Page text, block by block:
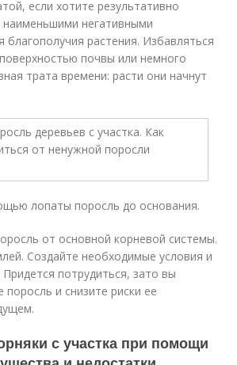
если хотите результативно
наименьшими негативными
благополучия растения. Избавляться
почвы или немного
трата времени: расти они начнут
лопаты поросль до основания.
от основной корневой системы.
Создайте необходимые условия и
Придется потрудиться, зато вы
поросль и снизите риски ее
с участка при помощи